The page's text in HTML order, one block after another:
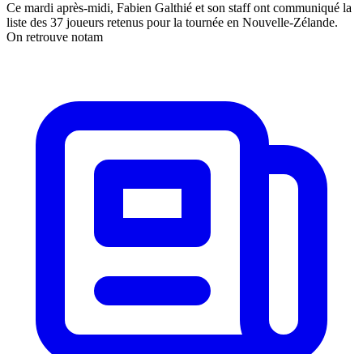
Ce mardi après-midi, Fabien Galthié et son staff ont communiqué la
liste des 37 joueurs retenus pour la tournée en Nouvelle-Zélande.
On retrouve notam